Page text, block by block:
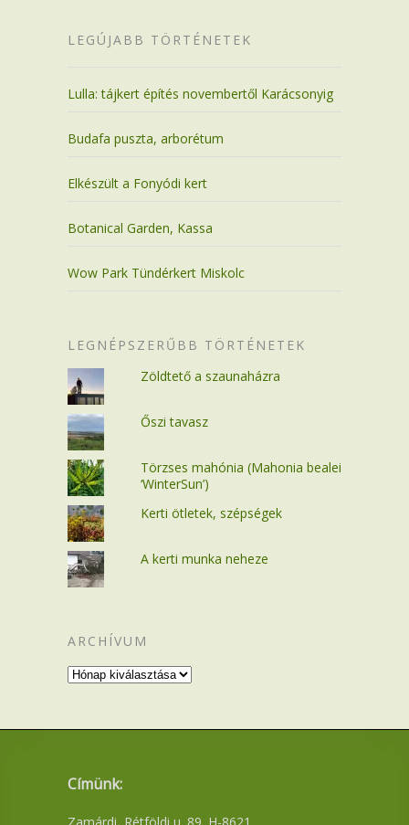
LEGÚJABB TÖRTÉNETEK
Lulla: tájkert építés novembertől Karácsonyig
Budafa puszta, arborétum
Elkészült a Fonyódi kert
Botanical Garden, Kassa
Wow Park Tündérkert Miskolc
LEGNÉPSZERŰBB TÖRTÉNETEK
Zöldtető a szaunaházra
Őszi tavasz
Törzses mahónia (Mahonia bealei
‘WinterSun’)
Kerti ötletek, szépségek
A kerti munka neheze
ARCHÍVUM
Archívum
Címünk: